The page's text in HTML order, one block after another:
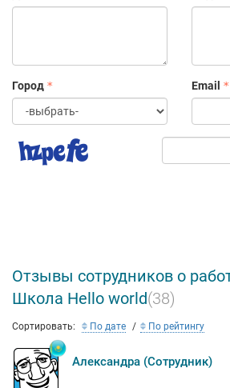
Город Email
Отзывы сотрудников о
Школа Hello world(38)
Сортировать: По дате По рейтингу
Александра (Сотрудник)